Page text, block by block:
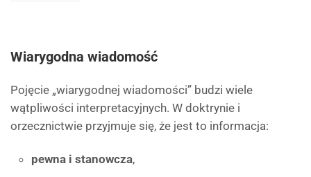
Wiarygodna wiadomość
Pojęcie „wiarygodnej wiadomości” budzi wiele
wątpliwości interpretacyjnych. W doktrynie i
orzecznictwie przyjmuje się, że jest to informacja:
pewna i stanowcza,